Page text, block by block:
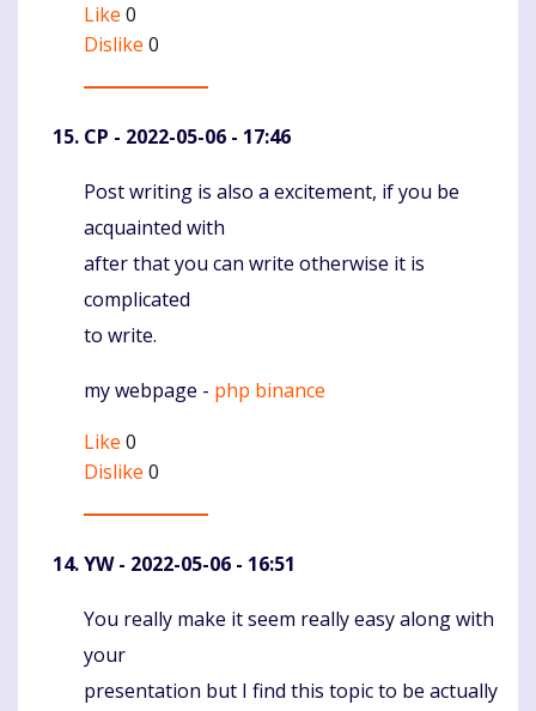
Like 0
Dislike 0
CP - 2022-05-06 - 17:46
Komentaras
Post writing is also a excitement, if you be
acquainted with
after that you can write otherwise it is
complicated
to write.
my webpage - php binance
Like 0
Dislike 0
YW- 2022-05-06 - 16:51
Komentaras
You really make it seem really easy along with
your
presentation but I find this topic to be actually